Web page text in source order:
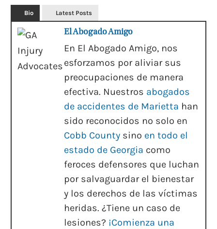
Bio Latest Posts
El Abogado Amigo
En El Abogado Amigo, nos
esforzamos por aliviar sus
preocupaciones de manera
efectiva. Nuestros abogados
de accidentes de Marietta han
sido reconocidos no solo en
Cobb County sino en todo el
estado de Georgia como
feroces defensores que luchan
por salvaguardar el bienestar
y los derechos de las víctimas
heridas. ¿Tiene un caso de
lesiones? ¡Comienza una